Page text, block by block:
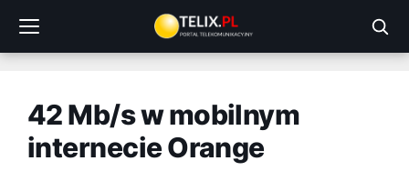
treści
42 Mb/s w mobilnym
internecie Orange